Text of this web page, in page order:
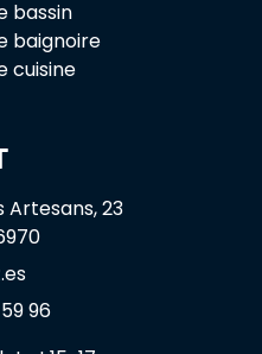
bassin
baignoire
cuisine
Artesans, 23
96